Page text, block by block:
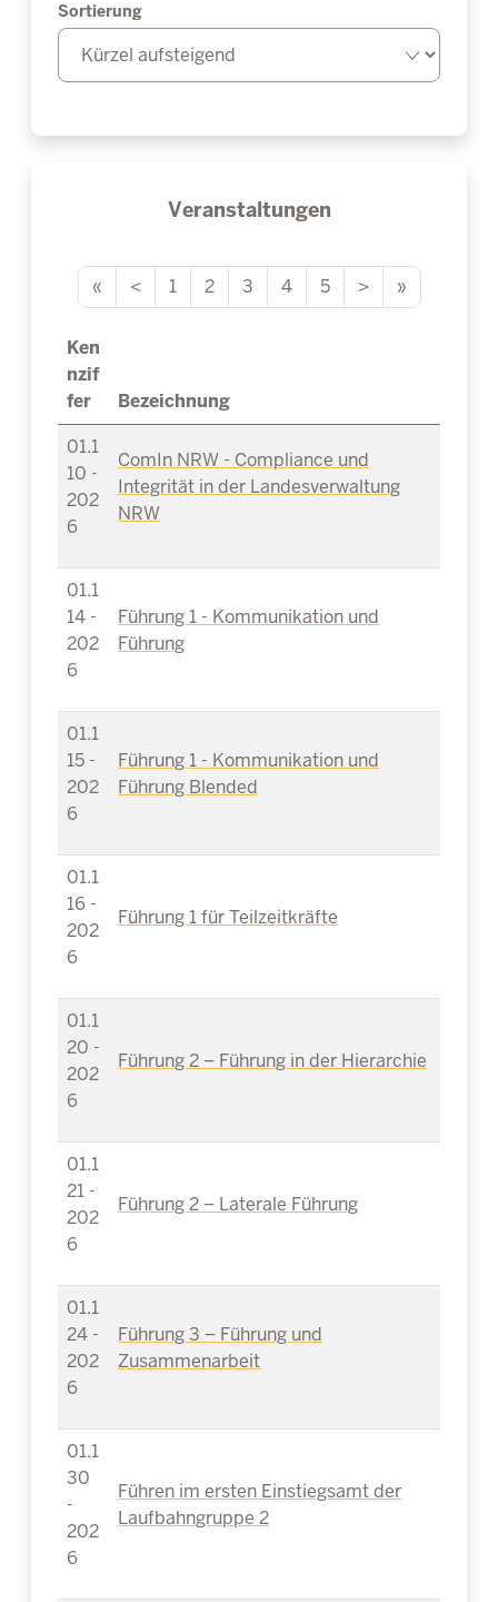
Sortierung
Veranstaltungen
« < 1 2 3 4 5 > »
Ken
nzif
fer
Bezeichnung
01.1
10 -
202
6
ComIn NRW - Compliance und
Integrität in der Landesverwaltung
NRW
01.1
14 -
202
6
Führung 1 - Kommunikation und
Führung
01.1
15 -
202
6
Führung 1 - Kommunikation und
Führung Blended
01.1
16 -
202
6
Führung 1 für Teilzeitkräfte
01.1
20 -
202
6
Führung 2 – Führung in der Hierarchie
01.1
21 -
202
6
Führung 2 – Laterale Führung
01.1
24 -
202
6
Führung 3 – Führung und
Zusammenarbeit
01.1
30
-
202
6
Führen im ersten Einstiegsamt der
Laufbahngruppe 2